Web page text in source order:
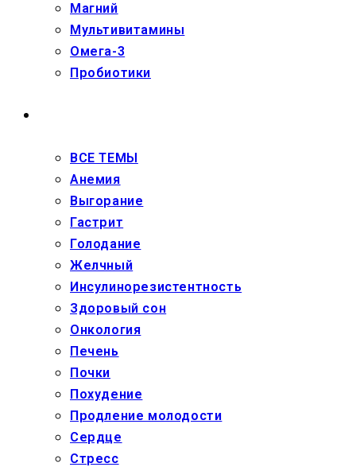
Магний
Мультивитамины
Омега-3
Пробиотики
ВСЕ ТЕМЫ
Анемия
Выгорание
Гастрит
Голодание
Желчный
Инсулинорезистентность
Здоровый сон
Онкология
Печень
Почки
Похудение
Продление молодости
Сердце
Стресс